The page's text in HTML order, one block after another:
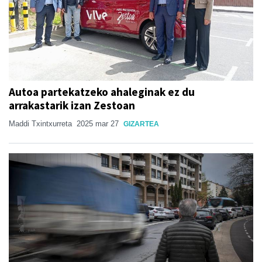
Autoa partekatzeko ahaleginak ez du
arrakastarik izan Zestoan
Maddi Txintxurreta 2025 mar 27 GIZARTEA